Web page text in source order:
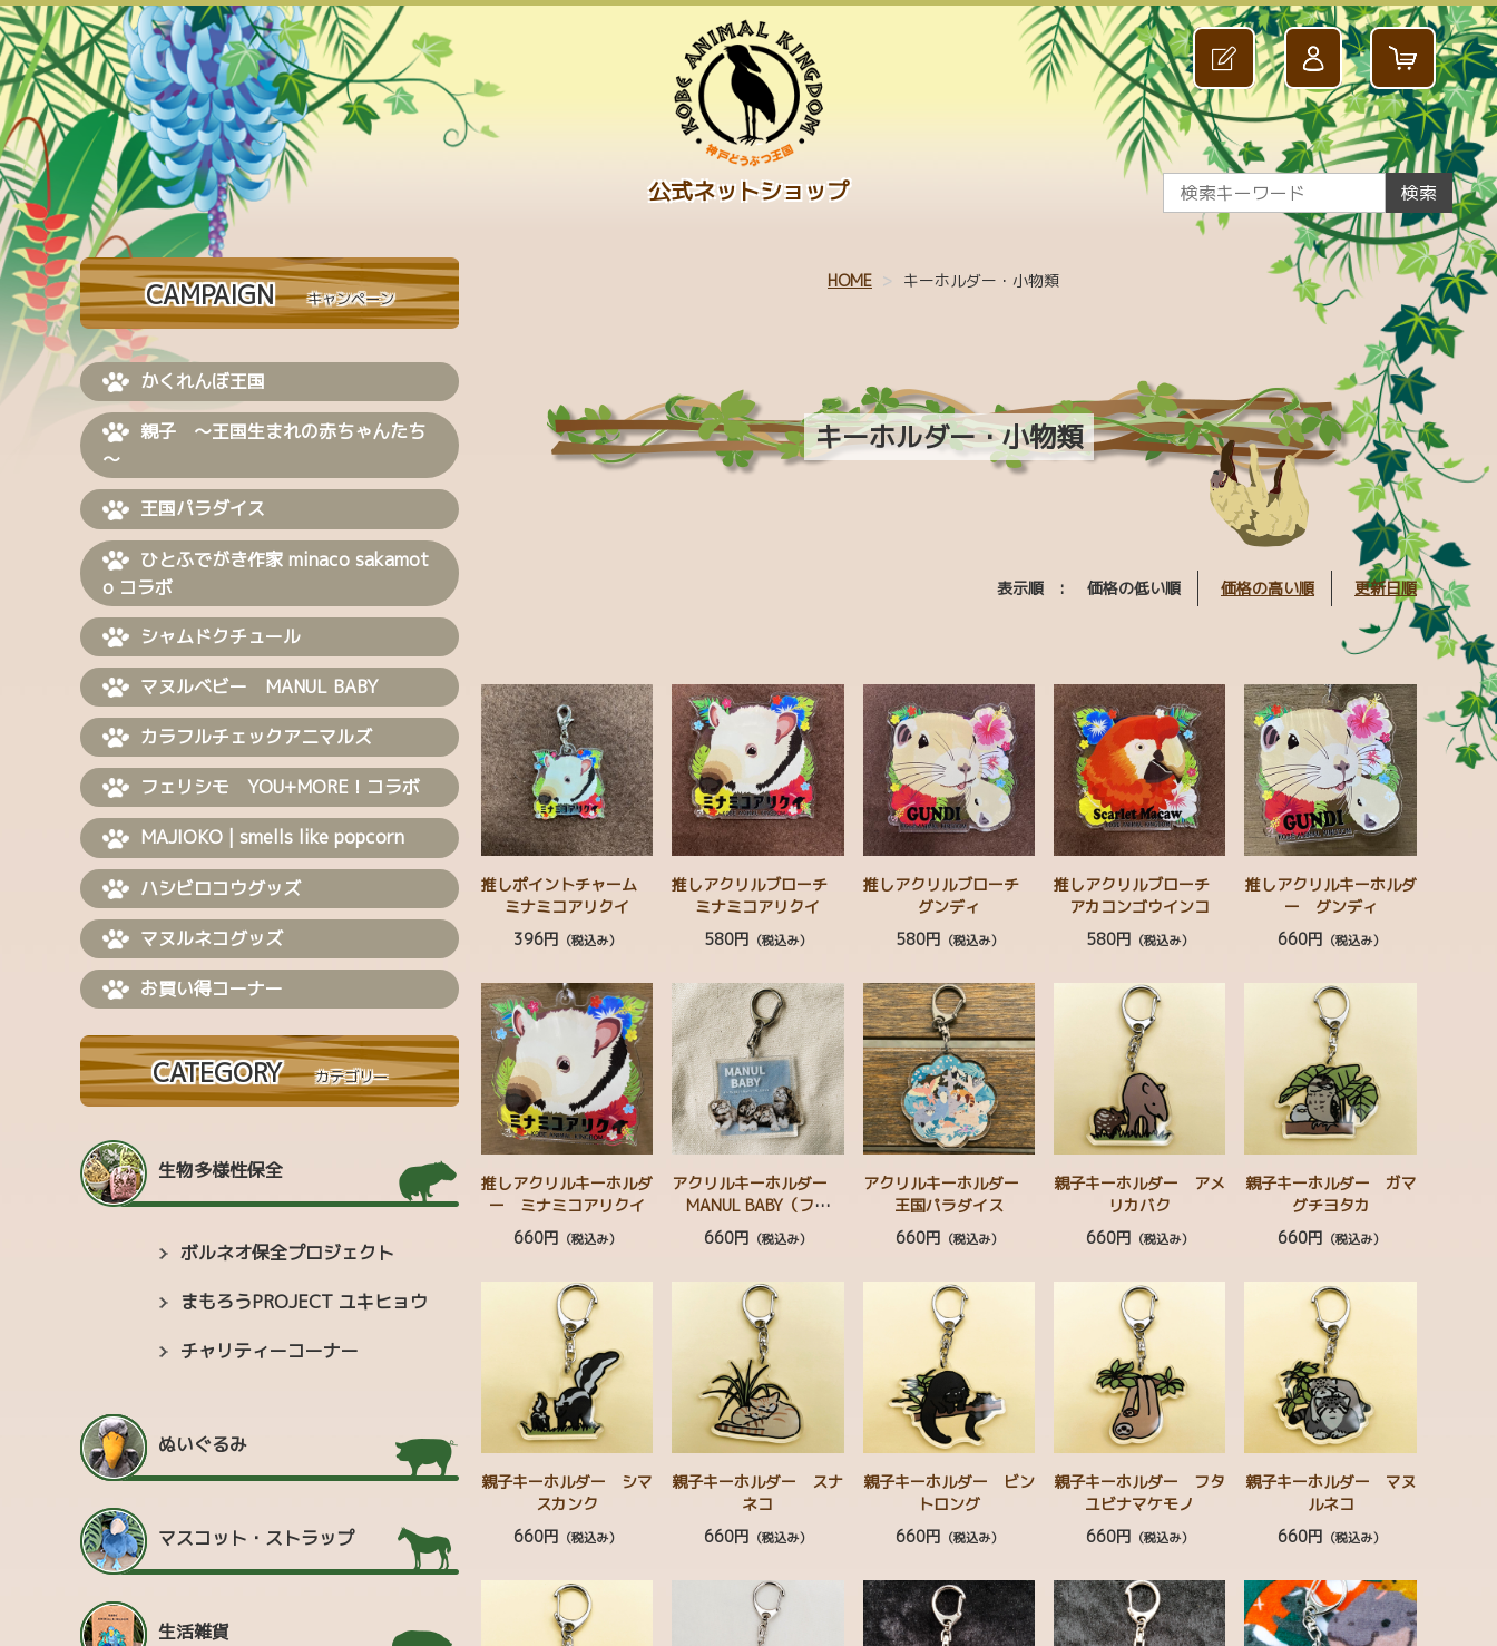
公式ネットショップ 検索
HOME キーホルダー・小物類
キーホルダー・小物類
表示順 : 価格の低い順 価格の高い順 更新日順
推しポイントチャーム
ミナミコアリクイ
396円 （税込み）
推しアクリルブローチ
ミナミコアリクイ
580円 （税込み）
推しアクリルブローチ
グンディ
580円 （税込み）
推しアクリルブローチ
アカコンゴウインコ
580円 （税込み）
推しアクリルキーホルダ
ー グンディ
660円 （税込み）
推しアクリルキーホルダ
ー ミナミコアリクイ
660円 （税込み）
アクリルキーホルダー
MANUL BABY（フォ
ト） マヌルネコベビ
ー
660円 （税込み）
アクリルキーホルダー
王国パラダイス
660円 （税込み）
親子キーホルダー アメ
リカバク
660円 （税込み）
親子キーホルダー ガマ
グチヨタカ
660円 （税込み）
親子キーホルダー シマ
スカンク
660円 （税込み）
親子キーホルダー スナ
ネコ
660円 （税込み）
親子キーホルダー ビン
トロング
660円 （税込み）
親子キーホルダー フタ
ユビナマケモノ
660円 （税込み）
親子キーホルダー マヌ
ルネコ
660円 （税込み）
CAMPAIGN キャンペーン
かくれんぼ王国
親子 ～王国生まれの赤ちゃんたち
～
王国パラダイス
ひとふでがき作家 minaco sakamot
o コラボ
シャムドクチュール
マヌルベビー MANUL BABY
カラフルチェックアニマルズ
フェリシモ YOU+MORE！コラボ
MAJIOKO | smells like popcorn
ハシビロコウグッズ
マヌルネコグッズ
お買い得コーナー
CATEGORY カテゴリー
生物多様性保全
ボルネオ保全プロジェクト
まもろうPROJECT ユキヒョウ
チャリティーコーナー
ぬいぐるみ
マスコット・ストラップ
生活雑貨